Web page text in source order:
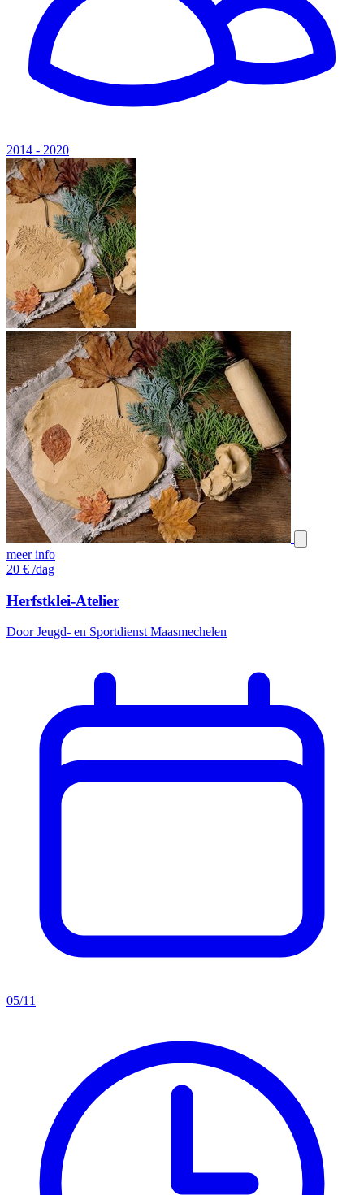
2014 - 2020
meer info
20 € /dag
Herfstklei-Atelier
Door Jeugd- en Sportdienst Maasmechelen
05/11